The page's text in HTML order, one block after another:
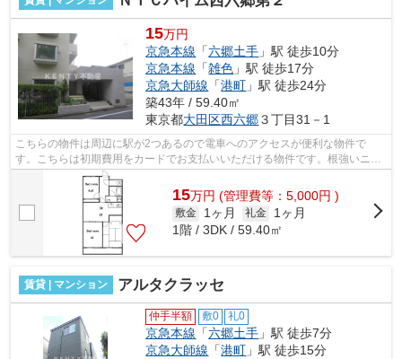
15万円
京急本線 「六郷土手 」駅 徒歩10分
京急本線 「雑色 」駅 徒歩17分
京急大師線 「港町 」駅 徒歩24分
築43年 / 59.40㎡
東京都大田区西六郷３丁目31－1
こちらの物件は周辺に駅が2つあるので電車へのアクセスが便利な物件で
す。こちらは初期費用をカードでお支払いいただける物件です。根強いニー
ズを誇る駅近の物件となり、徒歩10分に駅...
15万円 (管理費等：5,000円 )
敷金 1ヶ月 礼金
1ヶ月
1階 / 3DK / 59.40㎡
賃貸 | マンション アルタクラッセ
仲手半額 敷0 礼0
京急本線 「六郷土手 」駅 徒歩7分
京急大師線 「港町 」駅 徒歩15分